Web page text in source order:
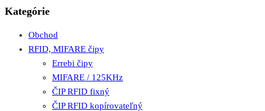
Kategórie
Obchod
RFID, MIFARE čipy
Errebi čipy
MIFARE / 125KHz
ČIP RFID fixný
ČIP RFID kopírovateľný